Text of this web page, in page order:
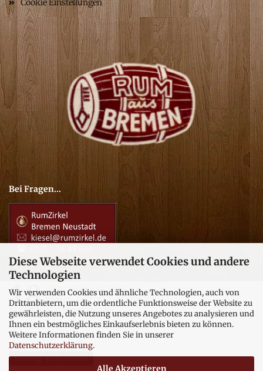
Diese Webseite verwendet Cookies und andere
Technologien
Wir verwenden Cookies und ähnliche Technologien, auch von
Drittanbietern, um die ordentliche Funktionsweise der Website zu
gewährleisten, die Nutzung unseres Angebotes zu analysieren und
Ihnen ein bestmögliches Einkaufserlebnis bieten zu können.
Weitere Informationen finden Sie in unserer
Datenschutzerklärung.
Alle Akzeptieren
Cookie Einstellungen
Bei Fragen...
Vertrag widerrufen